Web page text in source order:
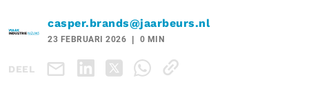
casper.brands@jaarbeurs.nl
23 FEBRUARI 2026 0 MIN
DEEL